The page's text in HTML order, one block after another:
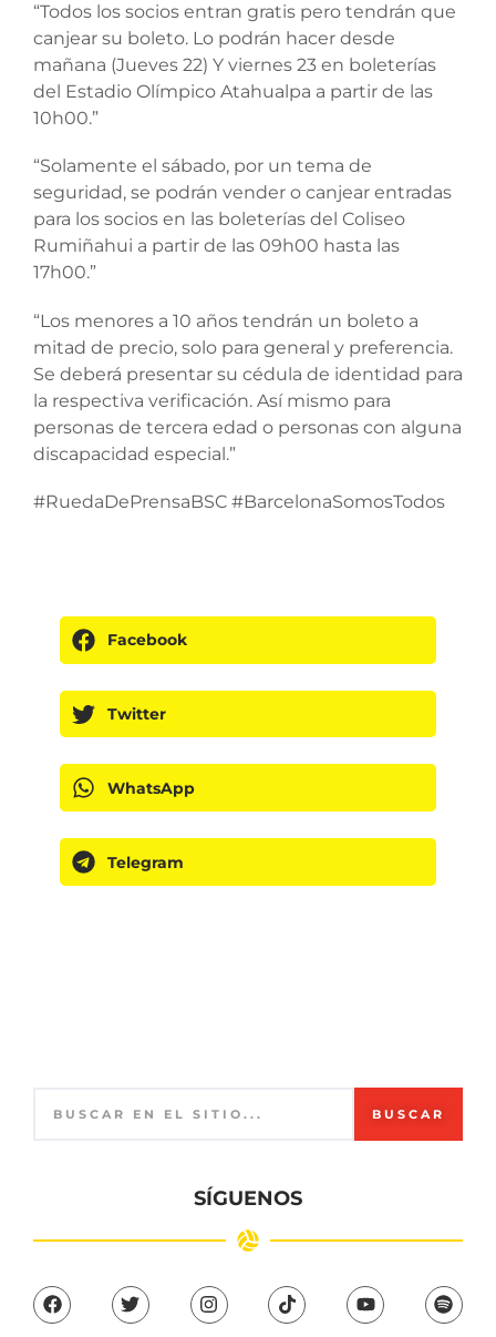
“Todos los socios entran gratis pero tendrán que
canjear su boleto. Lo podrán hacer desde
mañana (Jueves 22) Y viernes 23 en boleterías
del Estadio Olímpico Atahualpa a partir de las
10h00.”
“Solamente el sábado, por un tema de
seguridad, se podrán vender o canjear entradas
para los socios en las boleterías del Coliseo
Rumiñahui a partir de las 09h00 hasta las
17h00.”
“Los menores a 10 años tendrán un boleto a
mitad de precio, solo para general y preferencia.
Se deberá presentar su cédula de identidad para
la respectiva verificación. Así mismo para
personas de tercera edad o personas con alguna
discapacidad especial.”
#RuedaDePrensaBSC #BarcelonaSomosTodos
Facebook
Twitter
WhatsApp
Telegram
BUSCAR
SÍGUENOS